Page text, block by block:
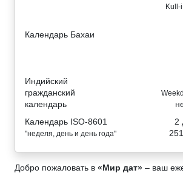
Календарь Бахаи
Kull-
Индийский
гражданский
календарь
Календарь ISO-8601
"неделя, день и день года"
2
Добро пожаловать в «Мир дат» – ваш